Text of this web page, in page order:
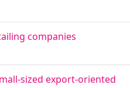
companies
sized export-oriented